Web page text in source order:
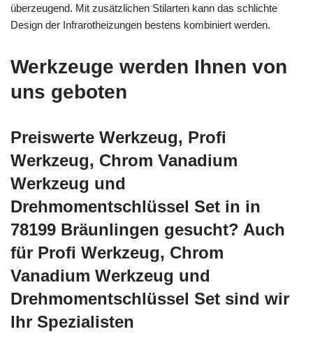
überzeugend. Mit zusätzlichen Stilarten kann das schlichte
Design der Infrarotheizungen bestens kombiniert werden.
Werkzeuge werden Ihnen von
uns geboten
Preiswerte Werkzeug, Profi
Werkzeug, Chrom Vanadium
Werkzeug und
Drehmomentschlüssel Set in in
78199 Bräunlingen gesucht? Auch
für Profi Werkzeug, Chrom
Vanadium Werkzeug und
Drehmomentschlüssel Set sind wir
Ihr Spezialisten